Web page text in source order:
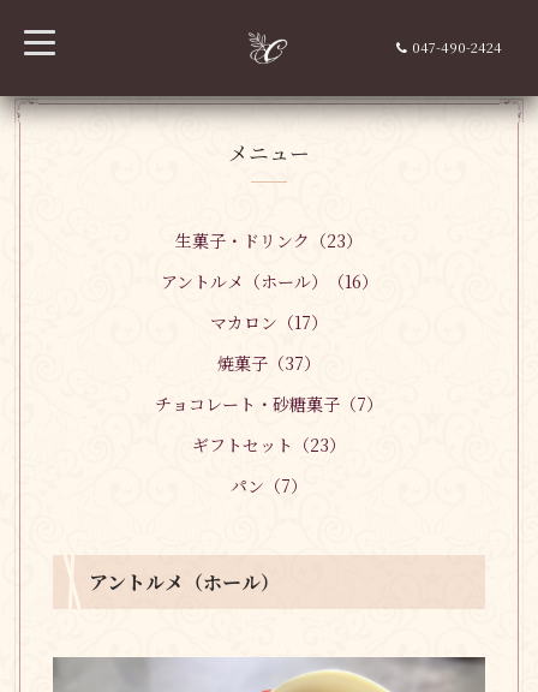
t
o
l
e
047-490-2424
メニュー
生菓子・ドリンク（23）
アントルメ（ホール）（16）
マカロン（17）
焼菓子（37）
チョコレート・砂糖菓子（7）
ギフトセット（23）
パン（7）
アントルメ（ホール）